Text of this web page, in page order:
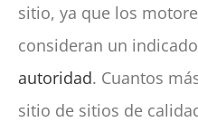
sitio, ya que los
consideran un
autoridad. Cuantos
sitio de sitios de